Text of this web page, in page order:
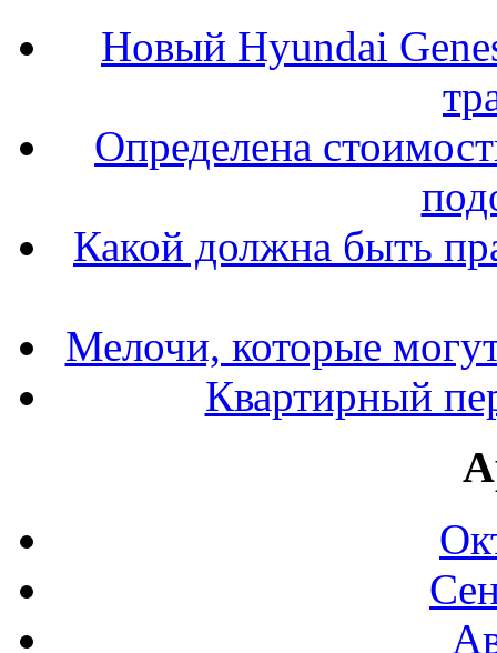
Новый Hyundai
Определена
Какой должна быть
Мелочи, которые
Квартирный